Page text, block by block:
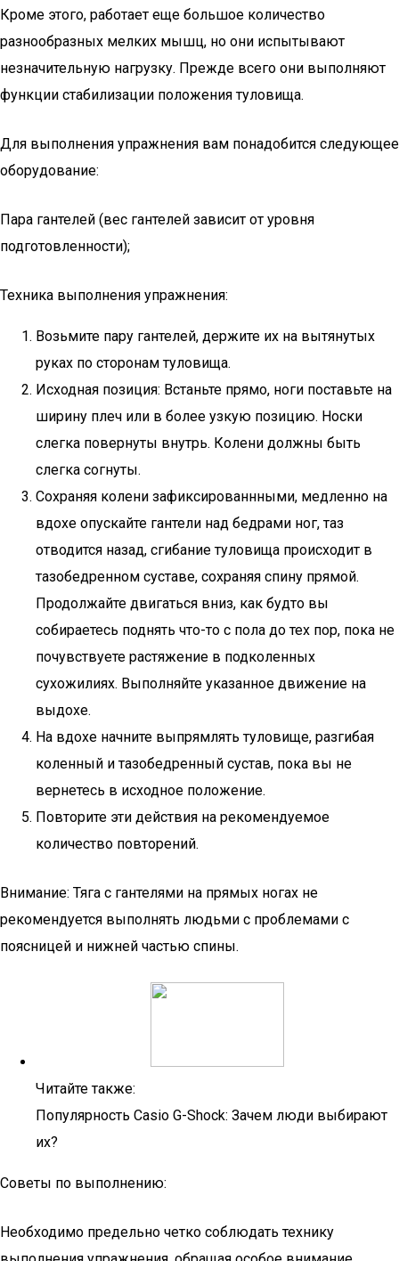
Кроме этого, работает еще большое количество
разнообразных мелких мышц, но они испытывают
незначительную нагрузку. Прежде всего они выполняют
функции стабилизации положения туловища.
Для выполнения упражнения вам понадобится следующее
оборудование:
Пара гантелей (вес гантелей зависит от уровня
подготовленности);
Техника выполнения упражнения:
Возьмите пару гантелей, держите их на вытянутых
руках по сторонам туловища.
Исходная позиция: Встаньте прямо, ноги поставьте на
ширину плеч или в более узкую позицию. Носки
слегка повернуты внутрь. Колени должны быть
слегка согнуты.
Сохраняя колени зафиксированнными, медленно на
вдохе опускайте гантели над бедрами ног, таз
отводится назад, сгибание туловища происходит в
тазобедренном суставе, сохраняя спину прямой.
Продолжайте двигаться вниз, как будто вы
собираетесь поднять что-то с пола до тех пор, пока не
почувствуете растяжение в подколенных
сухожилиях. Выполняйте указанное движение на
выдохе.
На вдохе начните выпрямлять туловище, разгибая
коленный и тазобедренный сустав, пока вы не
вернетесь в исходное положение.
Повторите эти действия на рекомендуемое
количество повторений.
Внимание: Тяга с гантелями на прямых ногах не
рекомендуется выполнять людьми с проблемами с
поясницей и нижней частью спины.
Читайте также:
Популярность Casio G-Shock: Зачем люди выбирают
их?
Советы по выполнению:
Необходимо предельно четко соблюдать технику